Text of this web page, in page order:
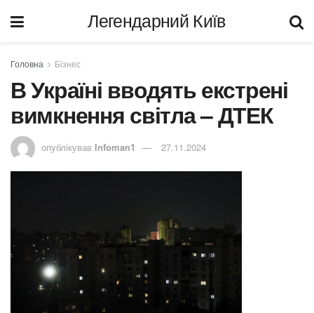
Легендарний Київ
Головна Бізнес
В Україні вводять екстрені
вимкнення світла – ДТЕК
опублікував Infoman1 27.11.2024